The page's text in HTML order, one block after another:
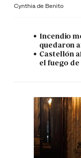
Cynthia de Benito
Incendio
quedaron
Castellón
el fuego